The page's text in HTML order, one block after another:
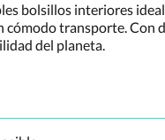
bolsillos interiores
cómodo transporte. Con
del planeta.